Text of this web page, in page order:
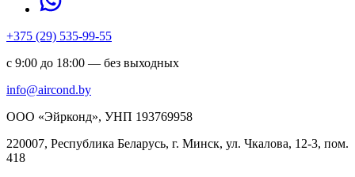
+375 (29) 535-99-55
с 9:00 до 18:00 — без выходных
info@aircond.by
ООО «Эйрконд», УНП 193769958
220007, Республика Беларусь, г. Минск, ул. Чкалова, 12-3, пом.
418